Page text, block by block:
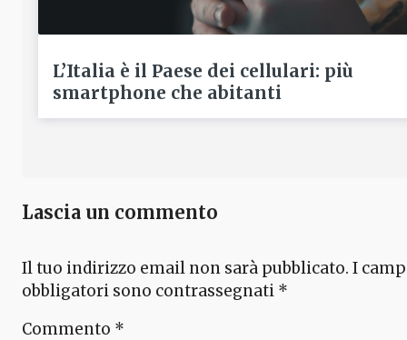
L’Italia è il Paese dei cellulari: più
smartphone che abitanti
Lascia un commento
Il tuo indirizzo email non sarà pubblicato. I
obbligatori sono contrassegnati *
Commento *